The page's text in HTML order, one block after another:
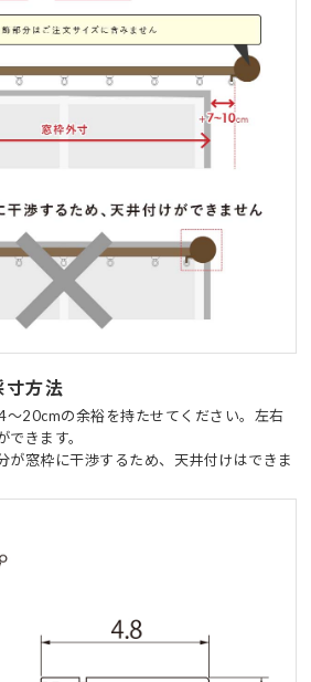
寸方法
～20cmの余裕を持たせてください。左右
きます。
窓枠に干渉するため、天井付けはできま